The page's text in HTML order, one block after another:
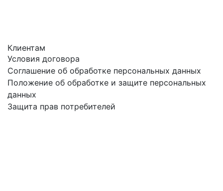
Клиентам
Условия договора
Соглашение об обработке персональных данных
Положение об обработке и защите персональных
данных
Защита прав потребителей